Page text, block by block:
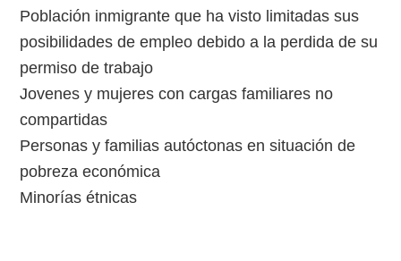
Población inmigrante que ha visto limitadas sus
posibilidades de empleo debido a la perdida de su
permiso de trabajo
Jovenes y mujeres con cargas familiares no
compartidas
Personas y familias autóctonas en situación de
pobreza económica
Minorías étnicas